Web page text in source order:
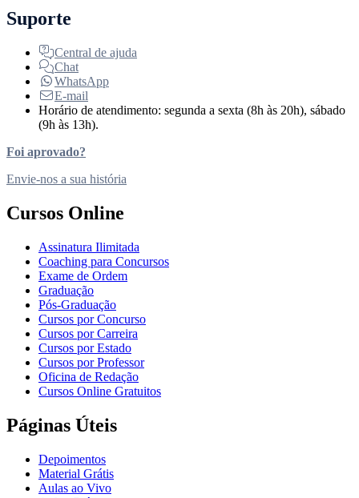
Suporte
Central de ajuda
Chat
WhatsApp
E-mail
Horário de atendimento: segunda a sexta (8h às 20h), sábado
(9h às 13h).
Foi aprovado?
Envie-nos a sua história
Cursos Online
Assinatura Ilimitada
Coaching para Concursos
Exame de Ordem
Graduação
Pós-Graduação
Cursos por Concurso
Cursos por Carreira
Cursos por Estado
Cursos por Professor
Oficina de Redação
Cursos Online Gratuitos
Páginas Úteis
Depoimentos
Material Grátis
Aulas ao Vivo